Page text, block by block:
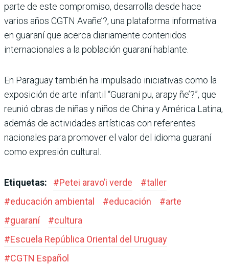
parte de este compromiso, desarrolla desde hace
varios años CGTN Avañe’?, una plataforma informativa
en guaraní que acerca diariamente contenidos
internacionales a la población guaraní hablante.
En Paraguay también ha impulsado iniciativas como la
exposición de arte infantil “Guarani pu, arapy ñe’?”, que
reunió obras de niñas y niños de China y América Latina,
además de actividades artísticas con referentes
nacionales para promover el valor del idioma guaraní
como expresión cultural.
Etiquetas: #Petei aravo’i verde #taller
#educación ambiental #educación #arte
#guaraní #cultura
#Escuela República Oriental del Uruguay
#CGTN Español